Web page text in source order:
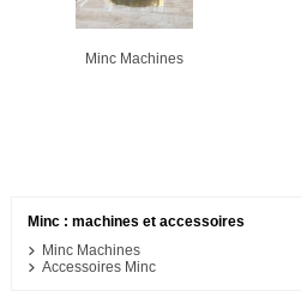
Minc Machines
Minc : machines et accessoires
Minc Machines
Accessoires Minc